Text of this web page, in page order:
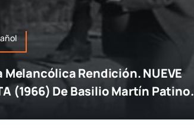
Melancólica Rendición. NUEVE
(1966) De Basilio Martín Patino.